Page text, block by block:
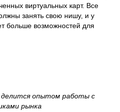
виртуальных карт. Все
занять свою нишу, и у
больше возможностей для
опытом работы с
рынка